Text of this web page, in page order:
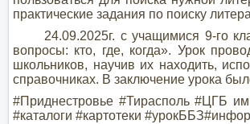
практические задания по поиску
24.09.2025г. с учащимися 9-го
вопросы: кто, где, когда». Урок
школьников, научив их находить,
справочниках. В заключение урока
#Приднестровье #Тирасполь #ЦГБ
#каталоги #картотеки